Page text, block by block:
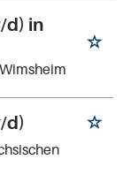
d) in
d)